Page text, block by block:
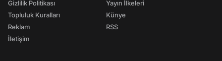
Gizlilik Politikası
Topluluk Kuralları
Reklam
İletişim
Yayın İlkeleri
Künye
RSS